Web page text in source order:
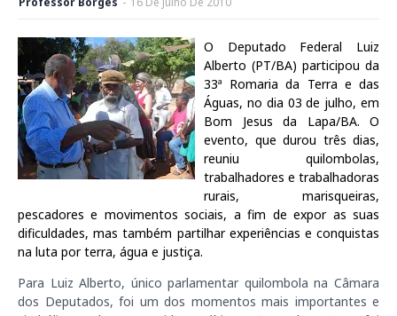
O Deputado Federal Luiz
Alberto (PT/BA) participou da
33ª Romaria da Terra e das
Águas, no dia 03 de julho, em
Bom Jesus da Lapa/BA. O
evento, que durou três dias,
reuniu quilombolas,
trabalhadores e trabalhadoras
rurais, marisqueiras,
pescadores e movimentos sociais, a fim de expor as suas
dificuldades, mas também partilhar experiências e conquistas
na luta por terra, água e justiça.
Para Luiz Alberto, único parlamentar quilombola na Câmara
dos Deputados, foi um dos momentos mais importantes e